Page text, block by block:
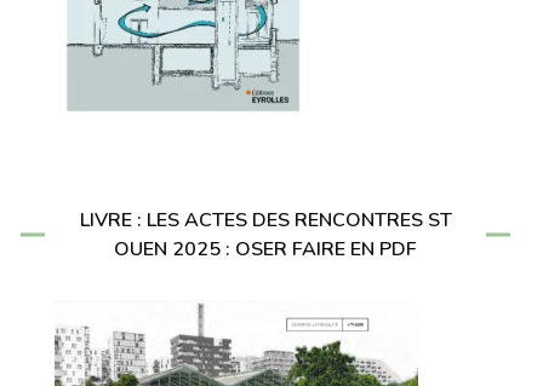
LIVRE : LES ACTES DES RENCONTRES ST
OUEN 2025 : OSER FAIRE EN PDF